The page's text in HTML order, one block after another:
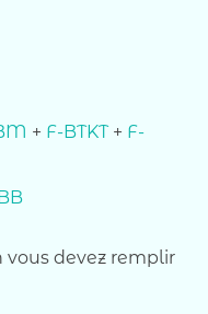
+ F-BTKT+ F-
vous devez remplir